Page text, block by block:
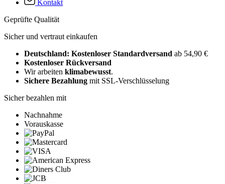
Kontakt
Geprüfte Qualität
Sicher und vertraut einkaufen
Deutschland: Kostenloser Standardversand ab 54,90 €
Kostenloser Rückversand
Wir arbeiten klimabewusst.
Sichere Bezahlung mit SSL-Verschlüsselung
Sicher bezahlen mit
Nachnahme
Vorauskasse